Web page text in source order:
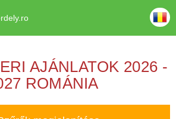
AJÁNLATOK 2026 -
ROMÁNIA